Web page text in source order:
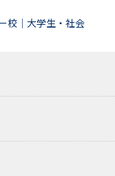
校｜大学生・社会